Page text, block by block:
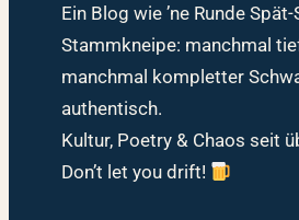
Ein Blog wie ’ne Runde
Stammkneipe: manchmal
manchmal kompletter
authentisch.
Kultur, Poetry & Chaos seit
Don’t let you drift!